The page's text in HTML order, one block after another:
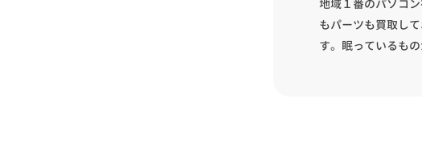
地域１番のパソコ
もパーツも買取し
す。眠っているも